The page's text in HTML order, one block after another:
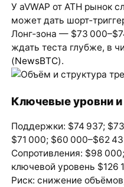
У aVWAP от ATH рынок
может дать
Лонг‑зона — $73
ждать теста глубже, в
(NewsBTC).
Ключевые уровни и
Поддержки: $74 937;
$71 000; $60 000–$62
Сопротивления: $98
ключевой уровень $126
Риск: снижение